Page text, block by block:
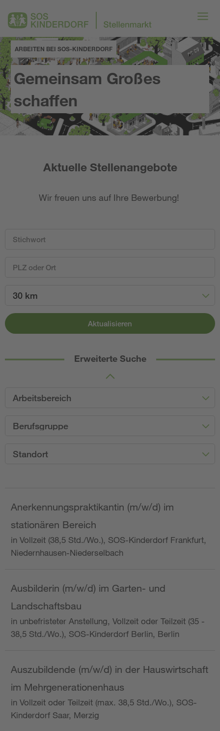
ARBEITEN BEI SOS-KINDERDORF
Gemeinsam Großes
schaffen
Aktuelle Stellenangebote
Wir freuen uns auf Ihre Bewerbung!
30 km
Aktualisieren
Erweiterte Suche
Arbeitsbereich
Berufsgruppe
Standort
Anerkennungspraktikantin (m/w/d) im
stationären Bereich
in Vollzeit (38,5 Std./Wo.), SOS-Kinderdorf Frankfurt,
Niedernhausen-Niederselbach
Ausbilderin (m/w/d) im Garten- und
Landschaftsbau
in unbefristeter Anstellung, Vollzeit oder Teilzeit (35 -
38,5 Std./Wo.), SOS-Kinderdorf Berlin, Berlin
Auszubildende (m/w/d) in der Hauswirtschaft
im Mehrgenerationenhaus
in Vollzeit oder Teilzeit (max. 38,5 Std./Wo.), SOS-
Kinderdorf Saar, Merzig